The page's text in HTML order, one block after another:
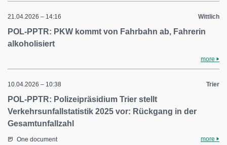
21.04.2026 – 14:16 Wittlich
POL-PPTR: PKW kommt von Fahrbahn ab, Fahrerin
alkoholisiert
more
10.04.2026 – 10:38 Trier
POL-PPTR: Polizeipräsidium Trier stellt
Verkehrsunfallstatistik 2025 vor: Rückgang in der
Gesamtunfallzahl
One document more